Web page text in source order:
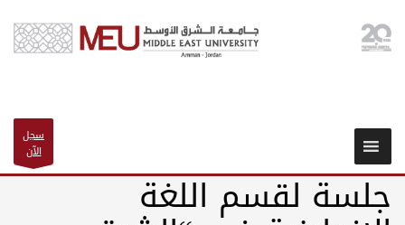
سجل
الآن
جلسة لقسم اللغة